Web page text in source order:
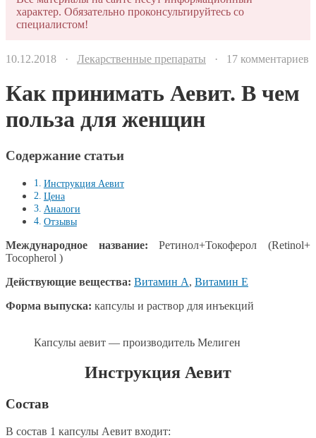
характер. Обязательно проконсультируйтесь со
специалистом!
10.12.2018 · Лекарственные препараты · 17 комментариев
Как принимать Аевит. В чем
польза для женщин
Содержание статьи
Инструкция Аевит
Цена
Аналоги
Отзывы
Международное название: Ретинол+Токоферол (Retinol+
Tocopherol )
Действующие вещества: Витамин А, Витамин Е
Форма выпуска: капсулы и раствор для инъекций
Капсулы аевит — производитель Мелиген
Инструкция Аевит
Состав
В состав 1 капсулы Аевит входит: